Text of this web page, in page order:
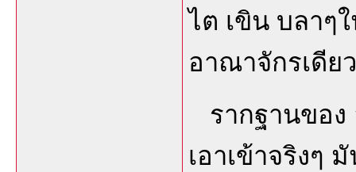
ไต เขิน บลาๆ
อาณาจักรเดีย
รากฐานของ
เอาเข้าจริงๆ